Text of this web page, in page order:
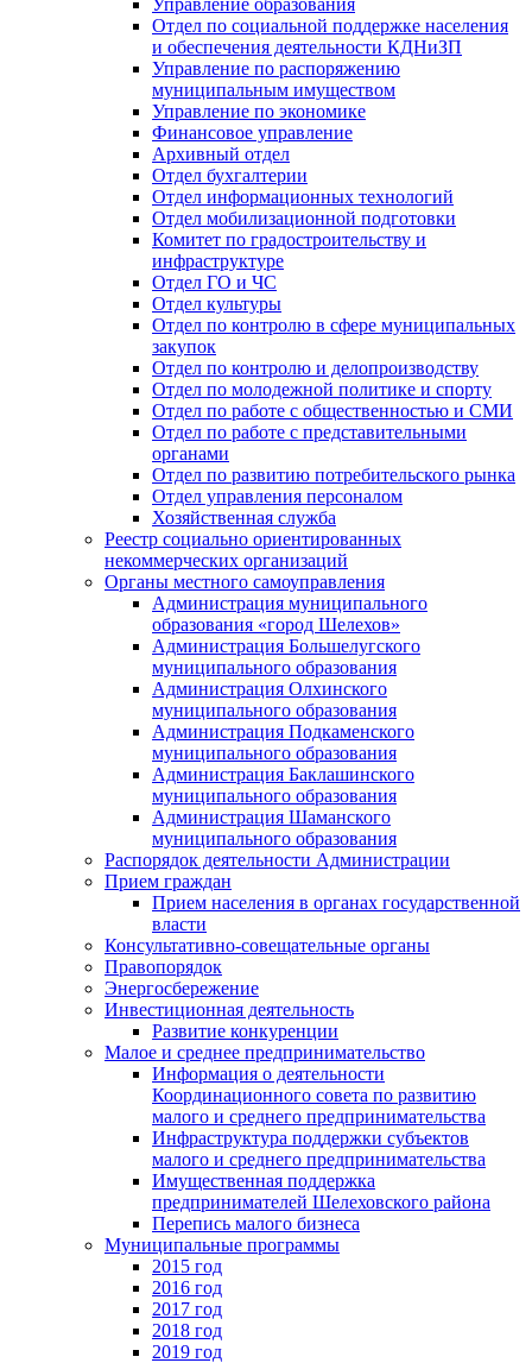
Отдел по социальной поддержке населения
и обеспечения деятельности КДНиЗП
Управление по распоряжению
муниципальным имуществом
Управление по экономике
Финансовое управление
Архивный отдел
Отдел бухгалтерии
Отдел информационных технологий
Отдел мобилизационной подготовки
Комитет по градостроительству и
инфраструктуре
Отдел ГО и ЧС
Отдел культуры
Отдел по контролю в сфере муниципальных
закупок
Отдел по контролю и делопроизводству
Отдел по молодежной политике и спорту
Отдел по работе с общественностью и СМИ
Отдел по работе с представительными
органами
Отдел по развитию потребительского рынка
Отдел управления персоналом
Хозяйственная служба
Реестр социально ориентированных
некоммерческих организаций
Органы местного самоуправления
Администрация муниципального
образования «город Шелехов»
Администрация Большелугского
муниципального образования
Администрация Олхинского
муниципального образования
Администрация Подкаменского
муниципального образования
Администрация Баклашинского
муниципального образования
Администрация Шаманского
муниципального образования
Распорядок деятельности Администрации
Прием граждан
Прием населения в органах государственной
власти
Консультативно-совещательные органы
Правопорядок
Энергосбережение
Инвестиционная деятельность
Развитие конкуренции
Малое и среднее предпринимательство
Информация о деятельности
Координационного совета по развитию
малого и среднего предпринимательства
Инфраструктура поддержки субъектов
малого и среднего предпринимательства
Имущественная поддержка
предпринимателей Шелеховского района
Перепись малого бизнеса
Муниципальные программы
2015 год
2016 год
2017 год
2018 год
2019 год